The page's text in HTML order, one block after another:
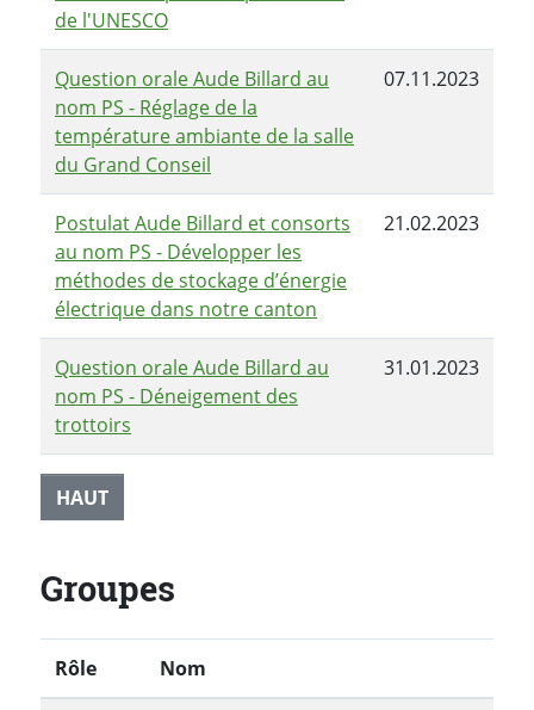
de l'UNESCO
Question orale Aude Billard au
nom PS - Réglage de la
température ambiante de la salle
du Grand Conseil
07.11.2023
Postulat Aude Billard et consorts
au nom PS - Développer les
méthodes de stockage d’énergie
électrique dans notre canton
21.02.2023
Question orale Aude Billard au
nom PS - Déneigement des
trottoirs
31.01.2023
HAUT
Groupes
Rôle Nom